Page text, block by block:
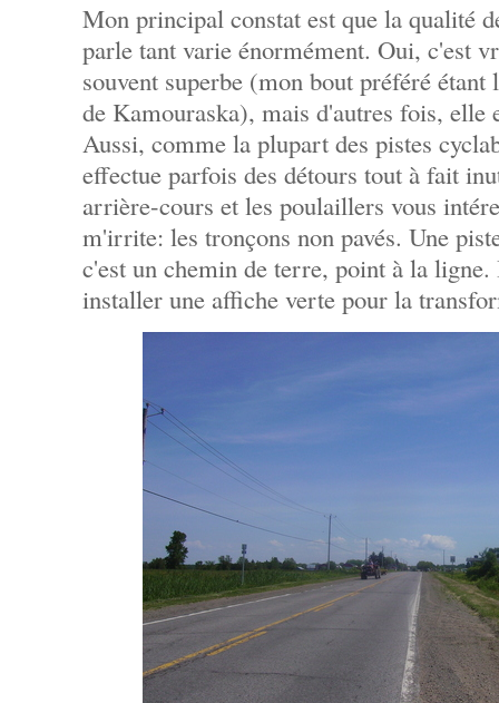
Mon principal constat est que la qualité
parle tant varie énormément. Oui, c'est
souvent superbe (mon bout préféré étant
de Kamouraska), mais d'autres fois, elle
Aussi, comme la plupart des pistes
effectue parfois des détours tout à fait
arrière-cours et les poulaillers vous
m'irrite: les tronçons non pavés. Une
c'est un chemin de terre, point à la
installer une affiche verte pour la